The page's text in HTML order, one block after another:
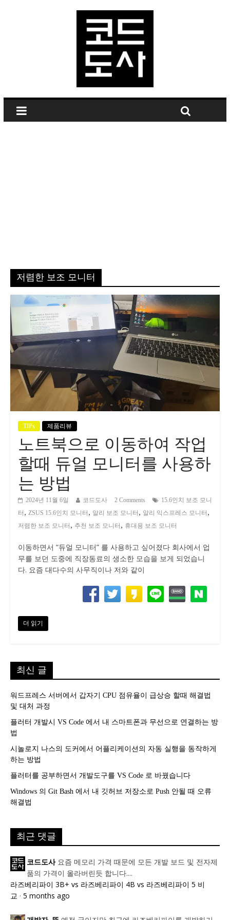
저렴한 보조 모니터
TIPs 제품리뷰
노트북으로 이동하여 작업
할때 듀얼 모니터를 사용하
는 방법
2024년 11월 6일 코드도사 2 Comments
15.6인치 보조 모니
터 , ZSUS 15.6인치 모니터 , 알리 보조 모니터 , 알리 익스프레스 모니터 ,
저렴한 보조 모니터 , 추천 보조 모니터 , 휴대용 보조 모니터
이동하면서 “듀얼 모니터” 를 사용하고 싶어졌다 회사에서 업
무를 보던 도중에 직장동료의 생소한 모습을 보게 되었습니
다. 요즘 대다수의 사무직이나 저와 같이
더 읽기
최신 글
워드프레스 서버에서 갑자기 CPU 점유율이 급상승 할때 해결법
및 대처 과정
플러터 개발시 VS Code 에서 내 스마트폰과 무선으로 연결하는 방
법
시놀로지 나스의 도커에서 어플리케이션의 자동 실행을 동작하게
하는 방법
플러터를 공부하면서 개발도구를 VS Code 로 바꿨습니다
Windows 의 Git Bash 에서 내 깃허브 저장소로 Push 안될 때 오류
해결법
최근 댓글
코드도사 요즘 메모리 가격 때문에 모든 개발 보드 및 전자제
품의 가격이 올라버린듯 합니다....
라즈베리파이 3B+ vs 라즈베리파이 4B vs 라즈베리파이 5 비
교 · 5 months ago